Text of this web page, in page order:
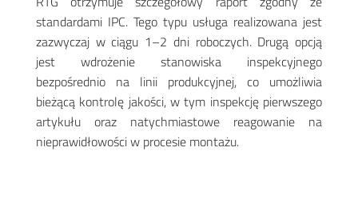
standardami IPC. Tego typu usługa realizowana jest
zazwyczaj w ciągu 1–2 dni roboczych. Drugą opcją
jest wdrożenie stanowiska inspekcyjnego
bezpośrednio na linii produkcyjnej, co umożliwia
bieżącą kontrolę jakości, w tym inspekcję pierwszego
artykułu oraz natychmiastowe reagowanie na
nieprawidłowości w procesie montażu.